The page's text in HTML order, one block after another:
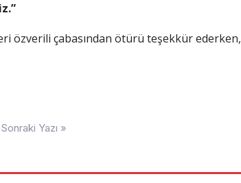
özverili çabasından ötürü teşekkür ederken,
Sonraki Yazı »